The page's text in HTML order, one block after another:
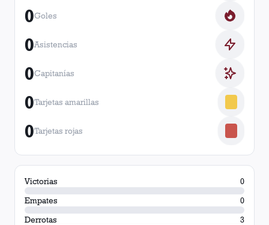
0Goles
0Asistencias
0Capitanías
0Tarjetas amarillas
0Tarjetas rojas
Victorias
0
Empates
0
Derrotas
3